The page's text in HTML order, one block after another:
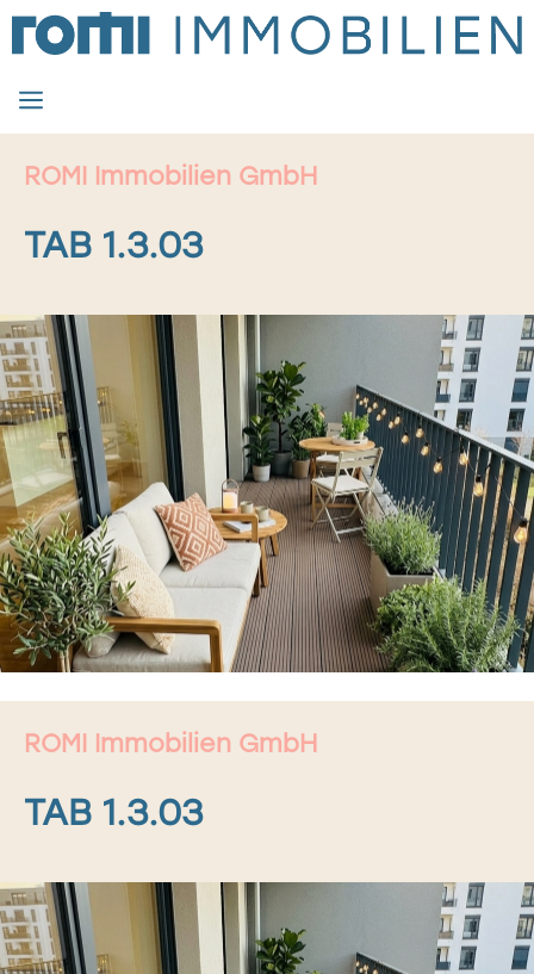
Zum
Inhalt
springen
MENÜ
ROMI Immobilien GmbH
TAB 1.3.03
ROMI Immobilien GmbH
TAB 1.3.03